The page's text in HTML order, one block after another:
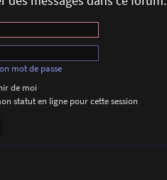
mot de passe
de moi
statut en ligne pour cette session